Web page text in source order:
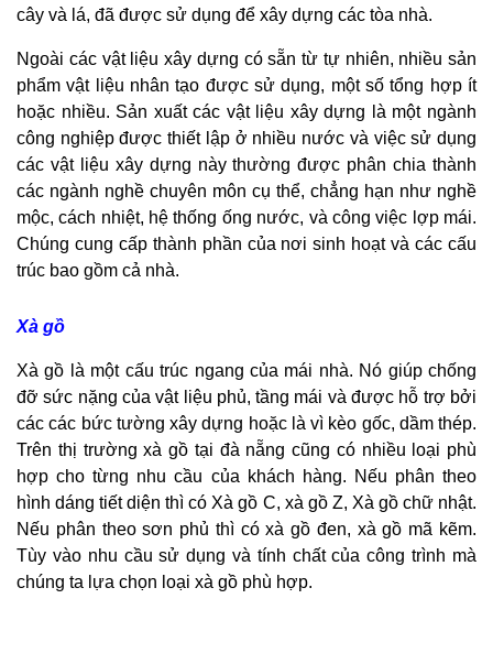
cây và lá, đã được sử dụng để xây dựng các tòa nhà.
Ngoài các vật liệu xây dựng có sẵn từ tự nhiên, nhiều sản
phẩm vật liệu nhân tạo được sử dụng, một số tổng hợp ít
hoặc nhiều. Sản xuất các vật liệu xây dựng là một ngành
công nghiệp được thiết lập ở nhiều nước và việc sử dụng
các vật liệu xây dựng này thường được phân chia thành
các ngành nghề chuyên môn cụ thể, chẳng hạn như nghề
mộc, cách nhiệt, hệ thống ống nước, và công việc lợp mái.
Chúng cung cấp thành phần của nơi sinh hoạt và các cấu
trúc bao gồm cả nhà.
Xà gồ
Xà gồ là một cấu trúc ngang của mái nhà. Nó giúp chống
đỡ sức nặng của vật liệu phủ, tầng mái và được hỗ trợ bởi
các các bức tường xây dựng hoặc là vì kèo gốc, dầm thép.
Trên thị trường xà gồ tại đà nẵng cũng có nhiều loại phù
hợp cho từng nhu cầu của khách hàng. Nếu phân theo
hình dáng tiết diện thì có Xà gồ C, xà gồ Z, Xà gồ chữ nhật.
Nếu phân theo sơn phủ thì có xà gồ đen, xà gồ mã kẽm.
Tùy vào nhu cầu sử dụng và tính chất của công trình mà
chúng ta lựa chọn loại xà gồ phù hợp.